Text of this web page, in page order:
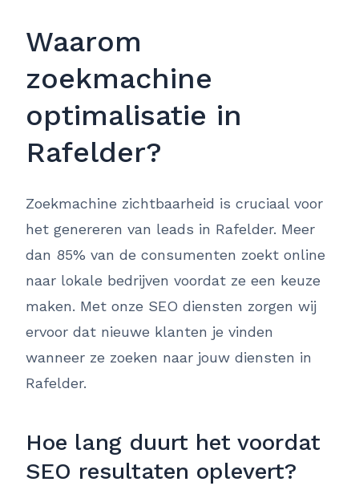
Waarom
zoekmachine
optimalisatie in
Rafelder?
Zoekmachine zichtbaarheid is cruciaal voor
het genereren van leads in Rafelder. Meer
dan 85% van de consumenten zoekt online
naar lokale bedrijven voordat ze een keuze
maken. Met onze SEO diensten zorgen wij
ervoor dat nieuwe klanten je vinden
wanneer ze zoeken naar jouw diensten in
Rafelder.
Hoe lang duurt het voordat
SEO resultaten oplevert?